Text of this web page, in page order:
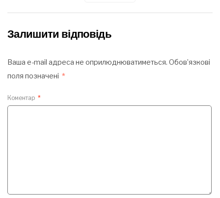
Залишити відповідь
Ваша e-mail адреса не оприлюднюватиметься. Обов’язкові
поля позначені *
Коментар *